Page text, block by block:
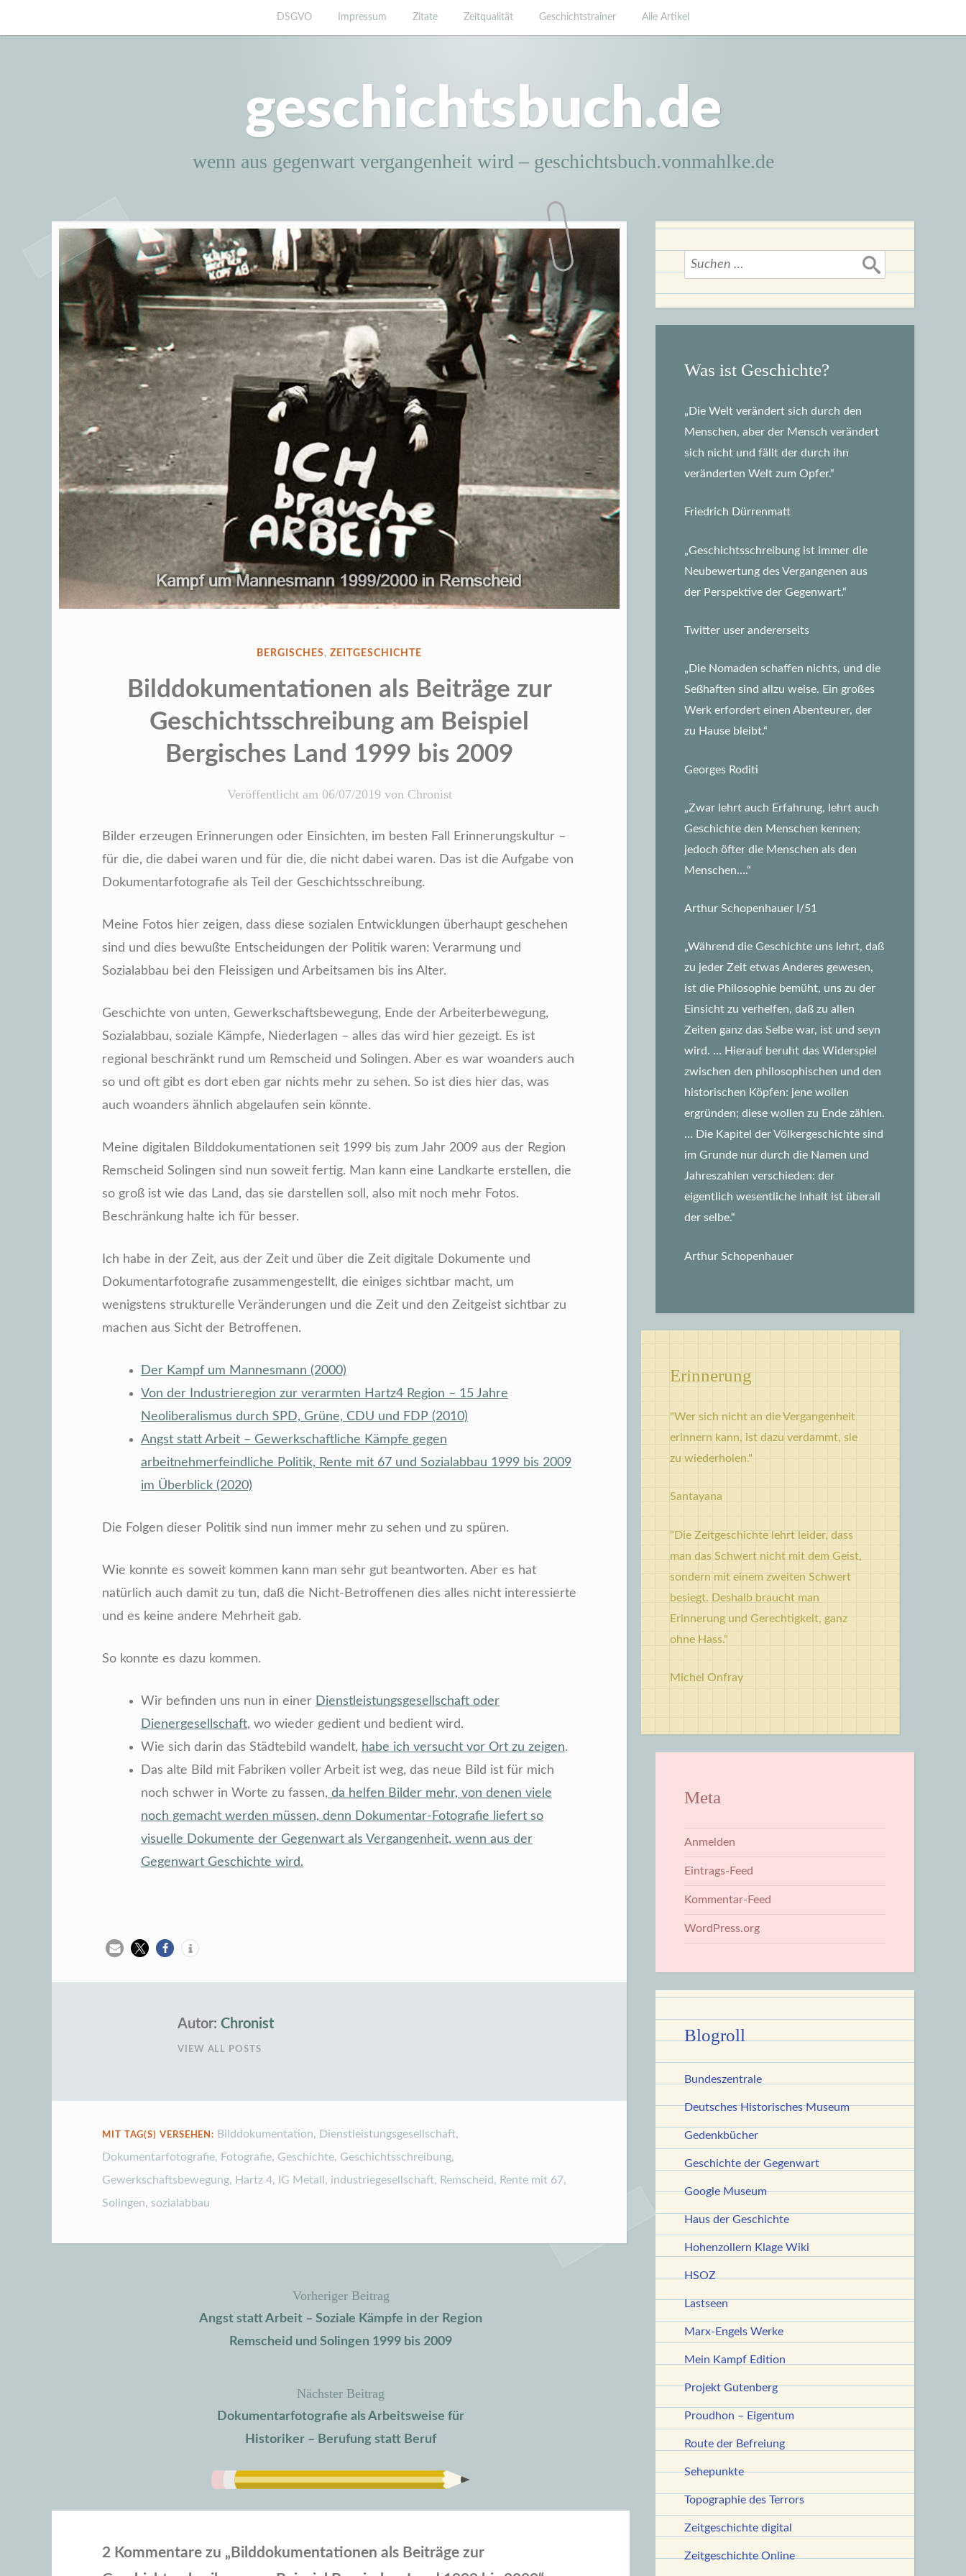
Inhalt
DSGVO Impressum Zitate Zeitqualität Geschichtstrainer Alle Artikel
geschichtsbuch.de
wenn aus gegenwart vergangenheit wird – geschichtsbuch.vonmahlke.de
VERÖFFENTLICHT
BERGISCHES,ZEITGESCHICHTE
Bilddokumentationen als Beiträge zur
Geschichtsschreibung am Beispiel
Bergisches Land 1999 bis 2009
Veröffentlicht am 06/07/2019 von Chronist
Bilder erzeugen Erinnerungen oder Einsichten, im besten Fall Erinnerungskultur –
für die, die dabei waren und für die, die nicht dabei waren. Das ist die Aufgabe von
Dokumentarfotografie als Teil der Geschichtsschreibung.
Meine Fotos hier zeigen, dass diese sozialen Entwicklungen überhaupt geschehen
sind und dies bewußte Entscheidungen der Politik waren: Verarmung und
Sozialabbau bei den Fleissigen und Arbeitsamen bis ins Alter.
Geschichte von unten, Gewerkschaftsbewegung, Ende der Arbeiterbewegung,
Sozialabbau, soziale Kämpfe, Niederlagen – alles das wird hier gezeigt. Es ist
regional beschränkt rund um Remscheid und Solingen. Aber es war woanders auch
so und oft gibt es dort eben gar nichts mehr zu sehen. So ist dies hier das, was
auch woanders ähnlich abgelaufen sein könnte.
Meine digitalen Bilddokumentationen seit 1999 bis zum Jahr 2009 aus der Region
Remscheid Solingen sind nun soweit fertig. Man kann eine Landkarte erstellen, die
so groß ist wie das Land, das sie darstellen soll, also mit noch mehr Fotos.
Beschränkung halte ich für besser.
Ich habe in der Zeit, aus der Zeit und über die Zeit digitale Dokumente und
Dokumentarfotografie zusammengestellt, die einiges sichtbar macht, um
wenigstens strukturelle Veränderungen und die Zeit und den Zeitgeist sichtbar zu
machen aus Sicht der Betroffenen.
Der Kampf um Mannesmann (2000)
Von der Industrieregion zur verarmten Hartz4 Region – 15 Jahre
Neoliberalismus durch SPD, Grüne, CDU und FDP (2010)
Angst statt Arbeit – Gewerkschaftliche Kämpfe gegen
arbeitnehmerfeindliche Politik, Rente mit 67 und Sozialabbau 1999 bis 2009
im Überblick (2020)
Die Folgen dieser Politik sind nun immer mehr zu sehen und zu spüren.
Wie konnte es soweit kommen kann man sehr gut beantworten. Aber es hat
natürlich auch damit zu tun, daß die Nicht-Betroffenen dies alles nicht interessierte
und es keine andere Mehrheit gab.
So konnte es dazu kommen.
Wir befinden uns nun in einer Dienstleistungsgesellschaft oder
Dienergesellschaft, wo wieder gedient und bedient wird.
Wie sich darin das Städtebild wandelt, habe ich versucht vor Ort zu zeigen.
Das alte Bild mit Fabriken voller Arbeit ist weg, das neue Bild ist für mich
noch schwer in Worte zu fassen, da helfen Bilder mehr, von denen viele
noch gemacht werden müssen, denn Dokumentar-Fotografie liefert so
visuelle Dokumente der Gegenwart als Vergangenheit, wenn aus der
Gegenwart Geschichte wird.
Autor: Chronist
VIEW ALL POSTS
MIT TAG(S) VERSEHEN: Bilddokumentation, Dienstleistungsgesellschaft,
Dokumentarfotografie, Fotografie, Geschichte, Geschichtsschreibung,
Gewerkschaftsbewegung, Hartz 4, IG Metall , industriegesellschaft, Remscheid, Rente mit 67,
Solingen, sozialabbau
Vorheriger Beitrag
Angst statt Arbeit – Soziale Kämpfe in der Region
Remscheid und Solingen 1999 bis 2009
Nächster Beitrag
Dokumentarfotografie als Arbeitsweise für
Historiker – Berufung statt Beruf
2 Kommentare zu „ Bilddokumentationen als Beiträge zur
Suchen
nach:
Was ist Geschichte?
„Die Welt verändert sich durch den
Menschen, aber der Mensch verändert
sich nicht und fällt der durch ihn
veränderten Welt zum Opfer.“
Friedrich Dürrenmatt
„Geschichtsschreibung ist immer die
Neubewertung des Vergangenen aus
der Perspektive der Gegenwart.“
Twitter user andererseits
„Die Nomaden schaffen nichts, und die
Seßhaften sind allzu weise. Ein großes
Werk erfordert einen Abenteurer, der
zu Hause bleibt.“
Georges Roditi
„Zwar lehrt auch Erfahrung, lehrt auch
Geschichte den Menschen kennen;
jedoch öfter die Menschen als den
Menschen….“
Arthur Schopenhauer I/51
„Während die Geschichte uns lehrt, daß
zu jeder Zeit etwas Anderes gewesen,
ist die Philosophie bemüht, uns zu der
Einsicht zu verhelfen, daß zu allen
Zeiten ganz das Selbe war, ist und seyn
wird. … Hierauf beruht das Widerspiel
zwischen den philosophischen und den
historischen Köpfen: jene wollen
ergründen; diese wollen zu Ende zählen.
… Die Kapitel der Völkergeschichte sind
im Grunde nur durch die Namen und
Jahreszahlen verschieden: der
eigentlich wesentliche Inhalt ist überall
der selbe.“
Arthur Schopenhauer
Erinnerung
"Wer sich nicht an die Vergangenheit
erinnern kann, ist dazu verdammt, sie
zu wiederholen."
Santayana
"Die Zeitgeschichte lehrt leider, dass
man das Schwert nicht mit dem Geist,
sondern mit einem zweiten Schwert
besiegt. Deshalb braucht man
Erinnerung und Gerechtigkeit, ganz
ohne Hass."
Michel Onfray
Meta
Anmelden
Eintrags-Feed
Kommentar-Feed
WordPress.org
Blogroll
Bundeszentrale
Deutsches Historisches Museum
Gedenkbücher
Geschichte der Gegenwart
Google Museum
Haus der Geschichte
Hohenzollern Klage Wiki
HSOZ
Lastseen
Marx-Engels Werke
Mein Kampf Edition
Projekt Gutenberg
Proudhon – Eigentum
Route der Befreiung
Sehepunkte
Topographie des Terrors
Zeitgeschichte digital
Zeitgeschichte Online